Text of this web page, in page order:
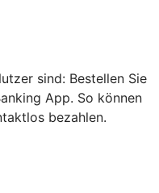
sind: Bestellen Sie
App. So können
bezahlen.